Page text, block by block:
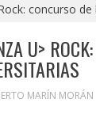
concurso
U>
MARÍN MORÁN